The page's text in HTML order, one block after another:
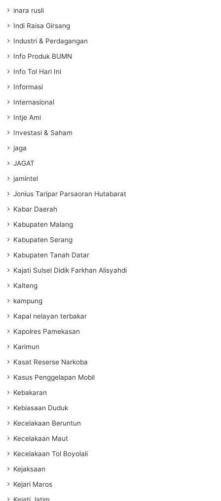
inara rusli
Indi Raisa Girsang
Industri & Perdagangan
Info Produk BUMN
Info Tol Hari Ini
Informasi
Internasional
Intje Ami
Investasi & Saham
jaga
JAGAT
jamintel
Jonius Taripar Parsaoran Hutabarat
Kabar Daerah
Kabupaten Malang
Kabupaten Serang
Kabupaten Tanah Datar
Kajati Sulsel Didik Farkhan Alisyahdi
Kalteng
kampung
Kapal nelayan terbakar
Kapolres Pamekasan
Karimun
Kasat Reserse Narkoba
Kasus Penggelapan Mobil
Kebakaran
Kebiasaan Duduk
Kecelakaan Beruntun
Kecelakaan Maut
Kecelakaan Tol Boyolali
Kejaksaan
Kejari Maros